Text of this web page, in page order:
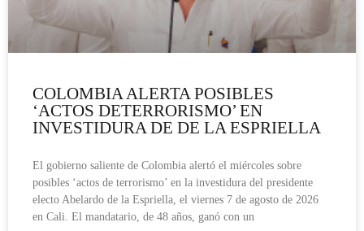
COLOMBIA ALERTA POSIBLES
‘ACTOS DETERRORISMO’ EN
INVESTIDURA DE DE LA ESPRIELLA
El gobierno saliente de Colombia alertó el miércoles sobre
posibles ‘actos de terrorismo’ en la investidura del presidente
electo Abelardo de la Espriella, el viernes 7 de agosto de 2026
en Cali. El mandatario, de 48 años, ganó con un